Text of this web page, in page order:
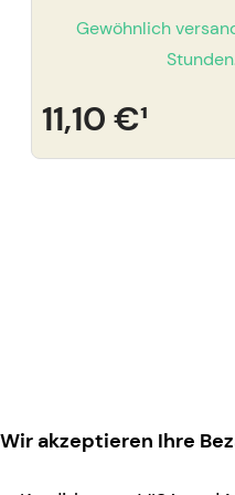
Gewöhnlich
11,10 €¹
Wir akzeptieren Ihre